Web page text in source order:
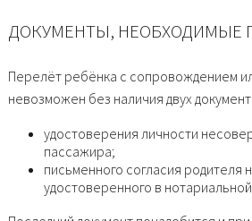
ДОКУМЕНТЫ, НЕОБХОДИМЫЕ
Перелёт ребёнка с сопровождением
невозможен без наличия двух
удостоверения личности
пассажира;
письменного согласия родителя
удостоверенного в